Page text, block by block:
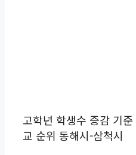
고학년 학생수 증감 기
교 순위 동해시-삼척시